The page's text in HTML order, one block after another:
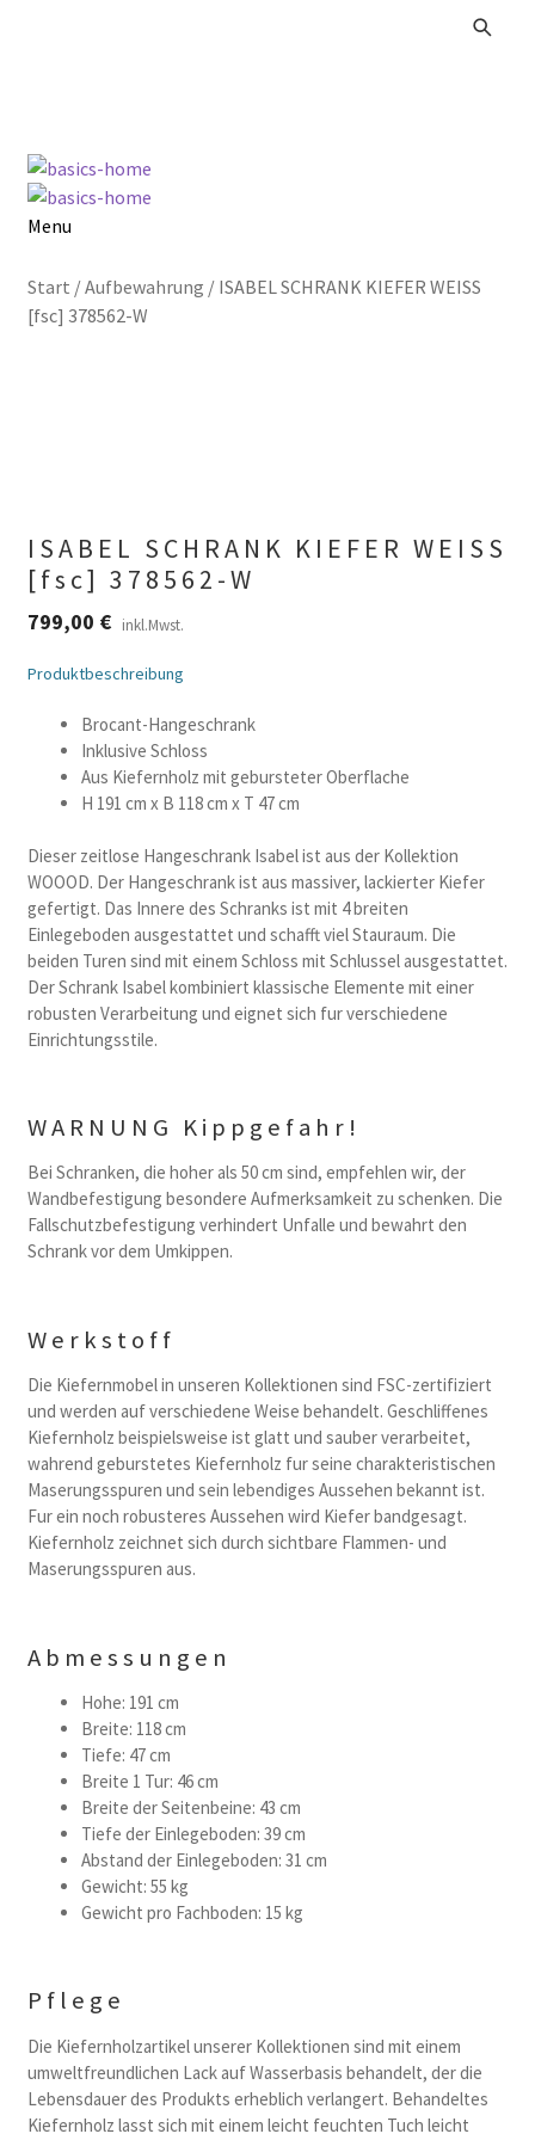
Zur
Navigation
springen
Zum
Inhalt
springen
Menu
Kataloge Landhaus
Start /Aufbewahrung / ISABEL SCHRANK KIEFER WEISS
[fsc] 378562-W
ISABEL SCHRANK KIEFER WEISS
[fsc] 378562-W
799,00 € inkl.Mwst.
Produktbeschreibung
Brocant-Hangeschrank
Inklusive Schloss
Aus Kiefernholz mit gebursteter Oberflache
H 191 cm x B 118 cm x T 47 cm
Dieser zeitlose Hangeschrank Isabel ist aus der Kollektion
WOOOD. Der Hangeschrank ist aus massiver, lackierter Kiefer
gefertigt. Das Innere des Schranks ist mit 4 breiten
Einlegeboden ausgestattet und schafft viel Stauraum. Die
beiden Turen sind mit einem Schloss mit Schlussel ausgestattet.
Der Schrank Isabel kombiniert klassische Elemente mit einer
robusten Verarbeitung und eignet sich fur verschiedene
Einrichtungsstile.
WARNUNG Kippgefahr!
Bei Schranken, die hoher als 50 cm sind, empfehlen wir, der
Wandbefestigung besondere Aufmerksamkeit zu schenken. Die
Fallschutzbefestigung verhindert Unfalle und bewahrt den
Schrank vor dem Umkippen.
Werkstoff
Die Kiefernmobel in unseren Kollektionen sind FSC-zertifiziert
und werden auf verschiedene Weise behandelt. Geschliffenes
Kiefernholz beispielsweise ist glatt und sauber verarbeitet,
wahrend geburstetes Kiefernholz fur seine charakteristischen
Maserungsspuren und sein lebendiges Aussehen bekannt ist.
Fur ein noch robusteres Aussehen wird Kiefer bandgesagt.
Kiefernholz zeichnet sich durch sichtbare Flammen- und
Maserungsspuren aus.
Abmessungen
Hohe: 191 cm
Breite: 118 cm
Tiefe: 47 cm
Breite 1 Tur: 46 cm
Breite der Seitenbeine: 43 cm
Tiefe der Einlegeboden: 39 cm
Abstand der Einlegeboden: 31 cm
Gewicht: 55 kg
Gewicht pro Fachboden: 15 kg
Pflege
Die Kiefernholzartikel unserer Kollektionen sind mit einem
umweltfreundlichen Lack auf Wasserbasis behandelt, der die
Lebensdauer des Produkts erheblich verlangert. Behandeltes
Kiefernholz lasst sich mit einem leicht feuchten Tuch leicht